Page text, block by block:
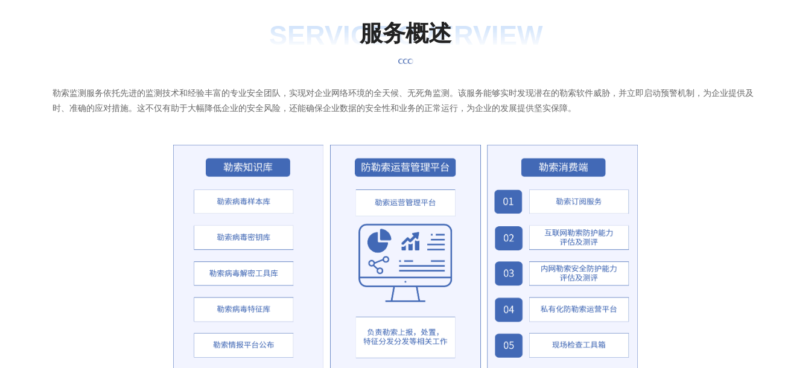
SERVICE OVERVIEW
服务概述
勒索监测服务依托先进的监测技术和经验丰富的专业安全团队，实现对企业网络环境的全天候、无死角监测。该服务能够实时发现潜在的勒索软件威胁，并立即启动预警机制，为企业提供及
时、准确的应对措施。这不仅有助于大幅降低企业的安全风险，还能确保企业数据的安全性和业务的正常运行，为企业的发展提供坚实保障。